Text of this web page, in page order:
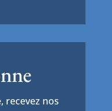
recevez nos